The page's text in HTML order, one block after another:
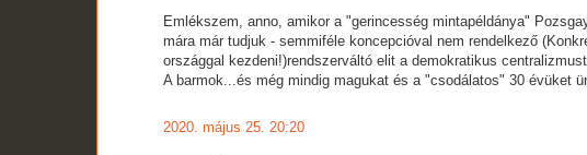
Emlékszem, anno, amikor a "gerincesség mintapéldánya"
mára már tudjuk - semmiféle koncepcióval nem rendelkező
országgal kezdeni!)rendszerváltó elit a demokratikus
A barmok...és még mindig magukat és a "csodálatos" 30 évüket
2020. május 25. 20:20